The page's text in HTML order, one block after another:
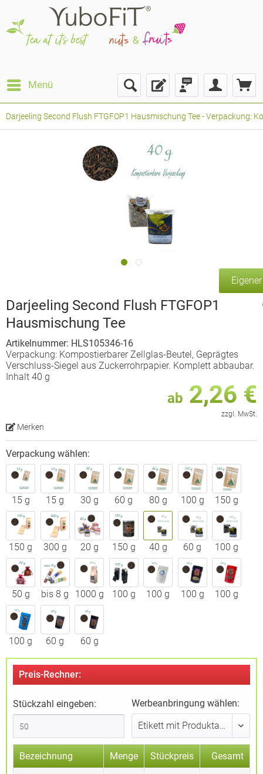
Menü
Darjeeling Second Flush FTGFOP1 Hausmischung Tee -
Darjeeling Second Flush FTGFOP1
Hausmischung Tee
Artikelnummer: HLS105346-16
Verpackung: Kompostierbarer Zellglas-Beutel, Geprägtes
Verschluss-Siegel aus Zuckerrohrpapier. Komplett abbaubar.
Inhalt 40 g
ab 2,26 €
zzgl. MwSt.
Merken
Verpackung wählen:
15 g 15 g 30 g 60 g 80 g 100 g 150 g
150 g 300 g 20 g 150 g 40 g 60 g 100 g
50 g bis 8 g 1000 g 100 g 100 g 100 g 100 g
100 g 60 g 60 g
Preis-Rechner:
Stückzahl eingeben: Werbeanbringung wählen:
Bezeichnung Menge Stückpreis Gesamt